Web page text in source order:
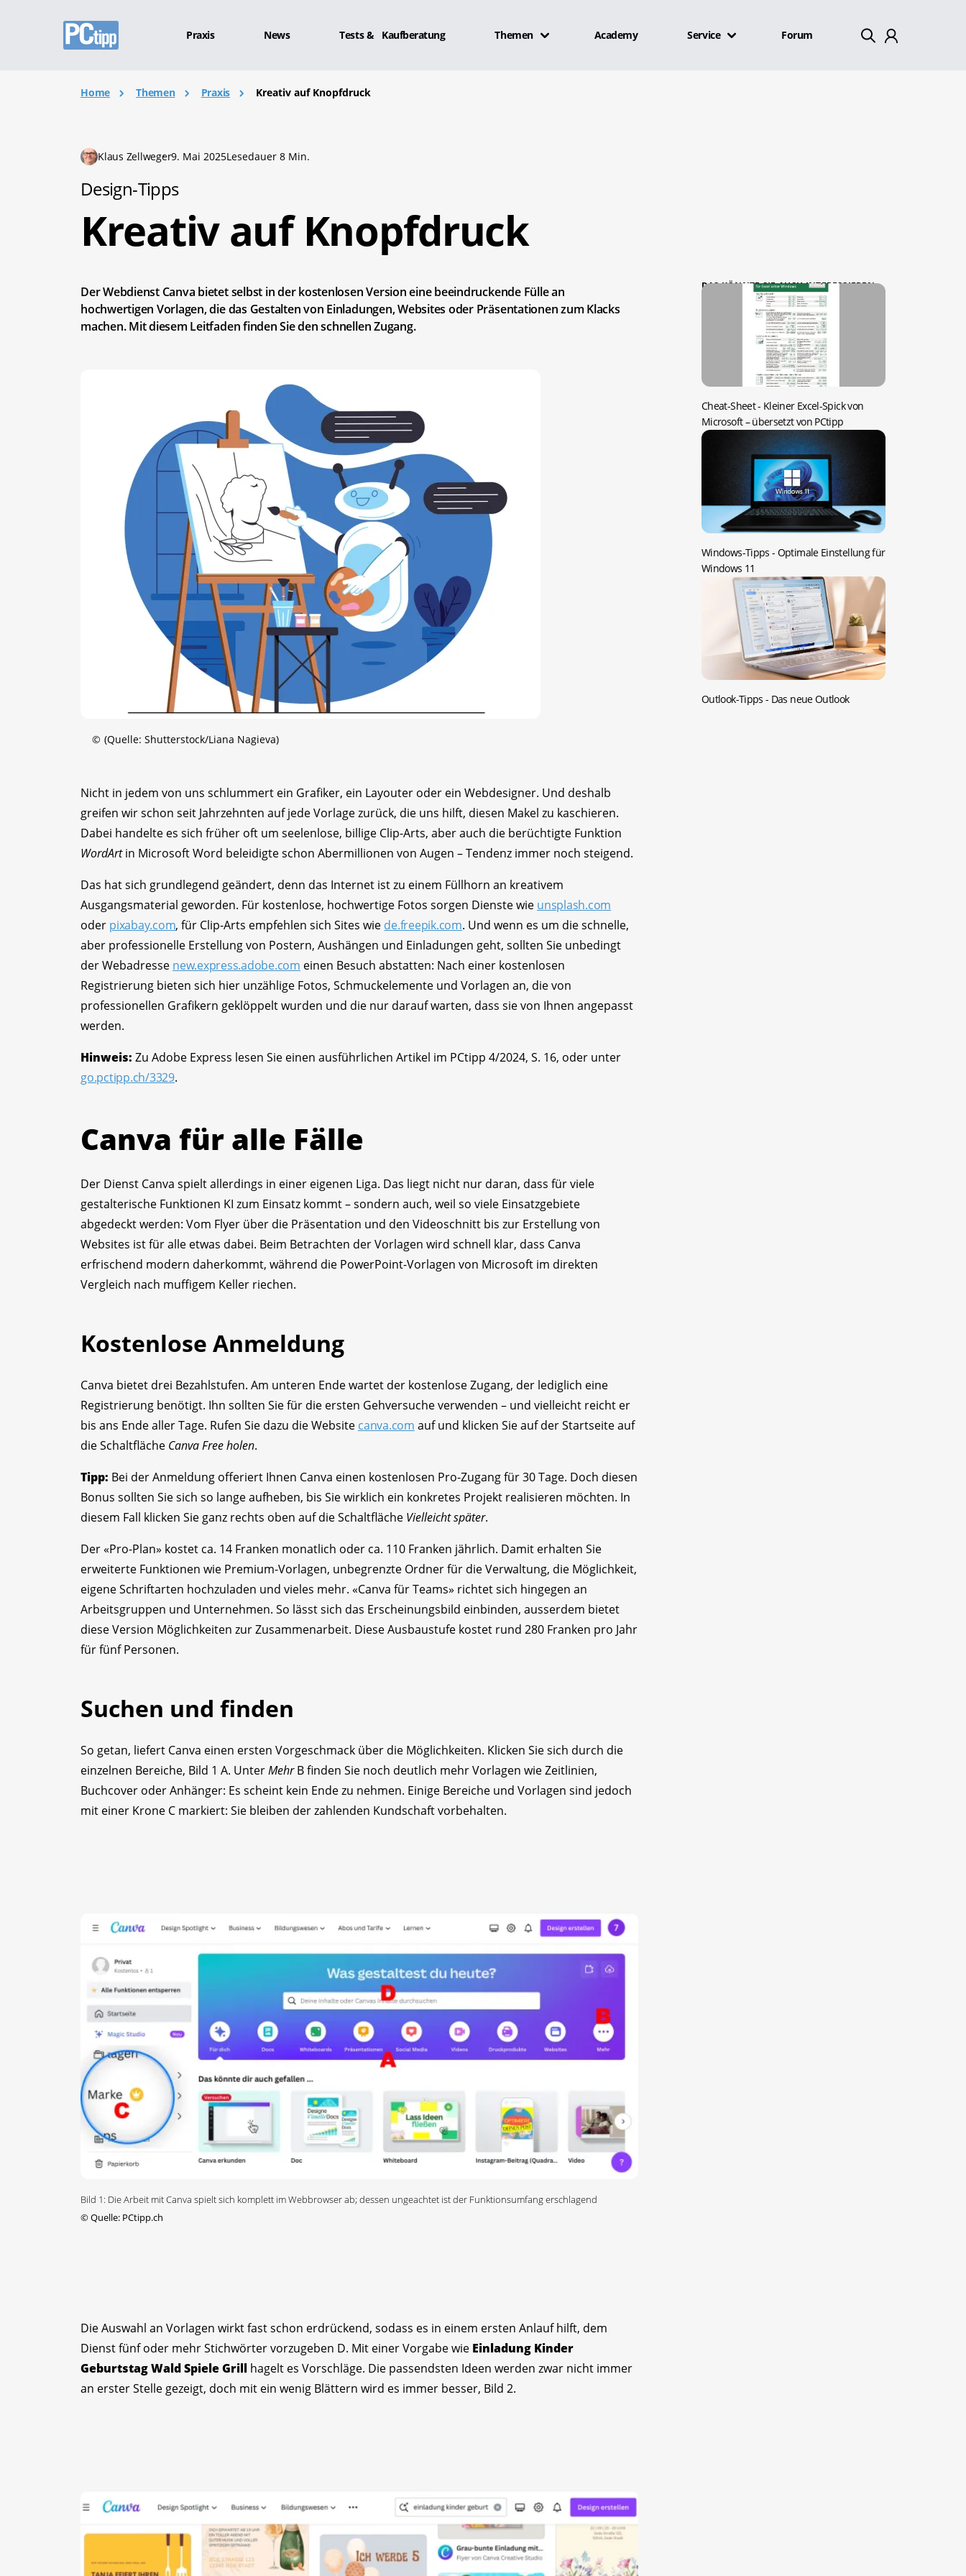
Praxis News Tests & Kaufberatung Themen Academy Service Forum
Home Themen Praxis Kreativ auf Knopfdruck
Klaus Zellweger9. Mai 2025Lesedauer 8 Min.
Design-Tipps
Kreativ auf Knopfdruck
Der Webdienst Canva bietet selbst in der kostenlosen Version eine beeindruckende Fülle an
hochwertigen Vorlagen, die das Gestalten von Einladungen, Websites oder Präsentationen zum Klacks
machen. Mit diesem Leitfaden finden Sie den schnellen Zugang.
© (Quelle: Shutterstock/Liana Nagieva)
Nicht in jedem von uns schlummert ein Grafiker, ein Layouter oder ein Webdesigner. Und deshalb
greifen wir schon seit Jahrzehnten auf jede Vorlage zurück, die uns hilft, diesen Makel zu kaschieren.
Dabei handelte es sich früher oft um seelenlose, billige Clip-Arts, aber auch die berüchtigte Funktion
WordArtin Microsoft Word beleidigte schon Abermillionen von Augen – Tendenz immer noch steigend.
Das hat sich grundlegend geändert, denn das Internet ist zu einem Füllhorn an kreativem
Ausgangsmaterial geworden. Für kostenlose, hochwertige Fotos sorgen Dienste wie unsplash.com
oder pixabay.com, für Clip-Arts empfehlen sich Sites wie de.freepik.com. Und wenn es um die schnelle,
aber professionelle Erstellung von Postern, Aushängen und Einladungen geht, sollten Sie unbedingt
der Webadresse new.express.adobe.com einen Besuch abstatten: Nach einer kostenlosen
Registrierung bieten sich hier unzählige Fotos, Schmuckelemente und Vorlagen an, die von
professionellen Grafikern geklöppelt wurden und die nur darauf warten, dass sie von Ihnen angepasst
werden.
Hinweis: Zu Adobe Express lesen Sie einen ausführlichen Artikel im PCtipp 4/2024, S. 16, oder unter
go.pctipp.ch/3329.
Canva für alle Fälle
Der Dienst Canva spielt allerdings in einer eigenen Liga. Das liegt nicht nur daran, dass für viele
gestalterische Funktionen KI zum Einsatz kommt – sondern auch, weil so viele Einsatzgebiete
abgedeckt werden: Vom Flyer über die Präsentation und den Videoschnitt bis zur Erstellung von
Websites ist für alle etwas dabei. Beim Betrachten der Vorlagen wird schnell klar, dass Canva
erfrischend modern daherkommt, während die PowerPoint-Vorlagen von Microsoft im direkten
Vergleich nach muffigem Keller riechen.
Kostenlose Anmeldung
Canva bietet drei Bezahlstufen. Am unteren Ende wartet der kostenlose Zugang, der lediglich eine
Registrierung benötigt. Ihn sollten Sie für die ersten Gehversuche verwenden – und vielleicht reicht er
bis ans Ende aller Tage. Rufen Sie dazu die Website canva.com auf und klicken Sie auf der Startseite auf
die Schaltfläche Canva Free holen.
Tipp: Bei der Anmeldung offeriert Ihnen Canva einen kostenlosen Pro-Zugang für 30 Tage. Doch diesen
Bonus sollten Sie sich so lange aufheben, bis Sie wirklich ein konkretes Projekt realisieren möchten. In
diesem Fall klicken Sie ganz rechts oben auf die Schaltfläche Vielleicht später.
Der «Pro-Plan» kostet ca. 14 Franken monatlich oder ca. 110 Franken jährlich. Damit erhalten Sie
erweiterte Funktionen wie Premium-Vorlagen, unbegrenzte Ordner für die Verwaltung, die Möglichkeit,
eigene Schriftarten hochzuladen und vieles mehr. «Canva für Teams» richtet sich hingegen an
Arbeitsgruppen und Unternehmen. So lässt sich das Erscheinungsbild einbinden, ausserdem bietet
diese Version Möglichkeiten zur Zusammenarbeit. Diese Ausbaustufe kostet rund 280 Franken pro Jahr
für fünf Personen.
Suchen und finden
So getan, liefert Canva einen ersten Vorgeschmack über die Möglichkeiten. Klicken Sie sich durch die
einzelnen Bereiche, Bild 1 A. UnterMehrB finden Sie noch deutlich mehr Vorlagen wie Zeitlinien,
Buchcover oder Anhänger: Es scheint kein Ende zu nehmen. Einige Bereiche und Vorlagen sind jedoch
mit einer Krone C markiert: Sie bleiben der zahlenden Kundschaft vorbehalten.
Bild 1: Die Arbeit mit Canva spielt sich komplett im Webbrowser ab; dessen ungeachtet ist der Funktionsumfang erschlagend
©Quelle: PCtipp.ch
Die Auswahl an Vorlagen wirkt fast schon erdrückend, sodass es in einem ersten Anlauf hilft, dem
Dienst fünf oder mehr Stichwörter vorzugeben D. Mit einer Vorgabe wie Einladung Kinder
Geburtstag Wald Spiele Grill hagelt es Vorschläge. Die passendsten Ideen werden zwar nicht immer
an erster Stelle gezeigt, doch mit ein wenig Blättern wird es immer besser, Bild 2.
DAS KÖNNTE SIE AUCH INTERESSIEREN:
Cheat-Sheet - Kleiner Excel-Spick von
Microsoft – übersetzt von PCtipp
Windows-Tipps - Optimale Einstellung für
Windows 11
Outlook-Tipps - Das neue Outlook